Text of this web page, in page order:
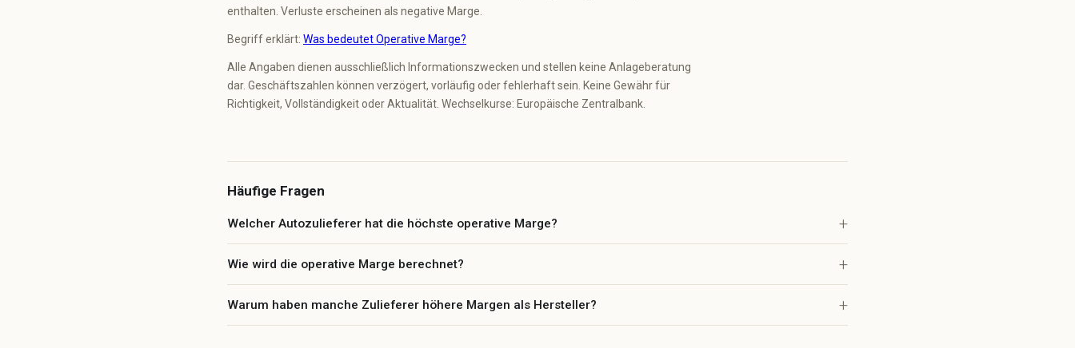
enthalten. Verluste erscheinen als negative Marge.
Begriff erklärt: Was bedeutet Operative Marge?
Alle Angaben dienen ausschließlich Informationszwecken und stellen keine Anlageberatung
dar. Geschäftszahlen können verzögert, vorläufig oder fehlerhaft sein. Keine Gewähr für
Richtigkeit, Vollständigkeit oder Aktualität. Wechselkurse: Europäische Zentralbank.
Häufige Fragen
Welcher Autozulieferer hat die höchste operative Marge?
Wie wird die operative Marge berechnet?
Warum haben manche Zulieferer höhere Margen als Hersteller?